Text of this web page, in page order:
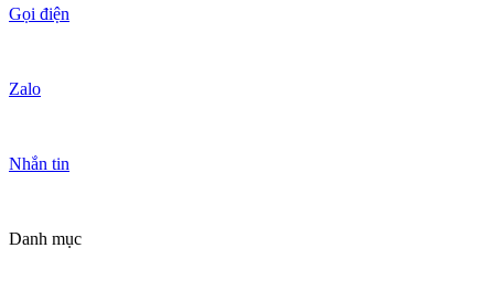
Gọi điện
Zalo
Nhắn tin
Danh mục